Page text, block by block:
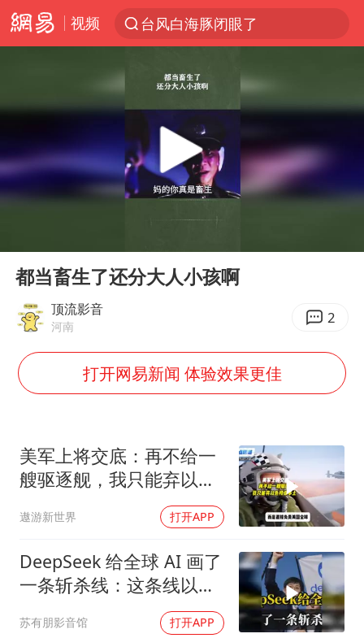
视频
台风白海豚闭眼了
香港宏福苑火灾或由烟头引起
浙江台州《告全体市民书》
以媒：穆杰塔巴被紧急送医情况危急
多所高校取消艺考
今年第二强台风将带来多大影响
张本智和：零封向鹏不意外
上半年国内居民出游人次34.63亿
浙江最强风雨时段已锁定
万岁山接盘烂尾恒大文旅城
老人被城管撞倒后离世亲属质疑记录仪
习近平心系体育强国建设
Play
都当畜生了还分大人小孩啊
顶流影音
河南 2
打开网易新闻 体验效果更佳
美军上将交底：再不给一
艘驱逐舰，我只能弃以色
遨游新世界 打开APP
DeepSeek 给全球 AI 画了
一条斩杀线：这条线以下
的，趁早都别干了！
苏有朋影音馆 打开APP